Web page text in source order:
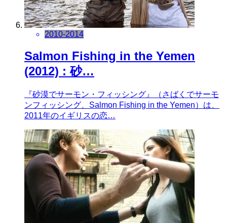
2010-2014
Salmon Fishing in the Yemen
(2012) : 砂…
『砂漠でサーモン・フィッシング』（さばくでサーモ
ンフィッシング、Salmon Fishing in the Yemen）は、
2011年のイギリスの恋…